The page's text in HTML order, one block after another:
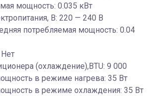
мощность: 0.035 кВт
В: 220 — 240 В
потребляемая мощность: 0.04
(охлаждение),BTU: 9 000
в режиме нагрева: 35 Вт
в режиме охлаждения: 35 Вт